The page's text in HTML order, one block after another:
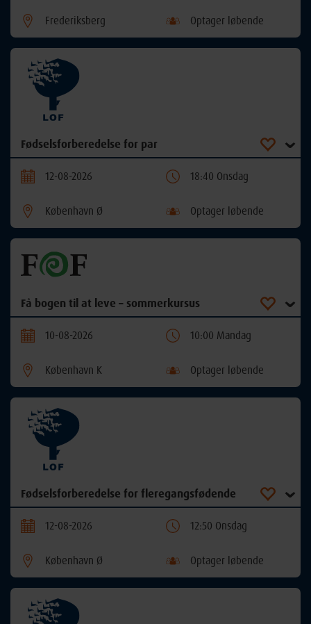
Frederiksberg Optager løbende
Fødselsforberedelse for par
12-08-2026 18:40 Onsdag
København Ø Optager løbende
Få bogen til at leve – sommerkursus
10-08-2026 10:00 Mandag
København K Optager løbende
Fødselsforberedelse for fleregangsfødende
12-08-2026 12:50 Onsdag
København Ø Optager løbende